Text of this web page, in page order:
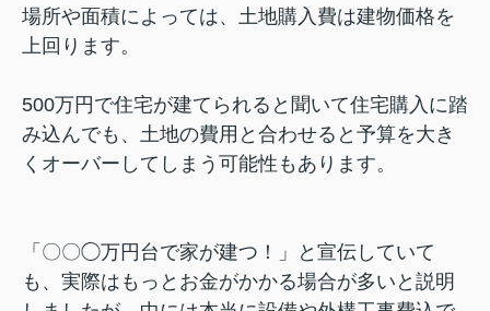
場所や面積によっては、土地購入費は建物価格を
上回ります。
500万円で住宅が建てられると聞いて住宅購入に踏
み込んでも、土地の費用と合わせると予算を大き
くオーバーしてしまう可能性もあります。
「〇〇◯万円台で家が建つ！」と宣伝していて
も、実際はもっとお金がかかる場合が多いと説明